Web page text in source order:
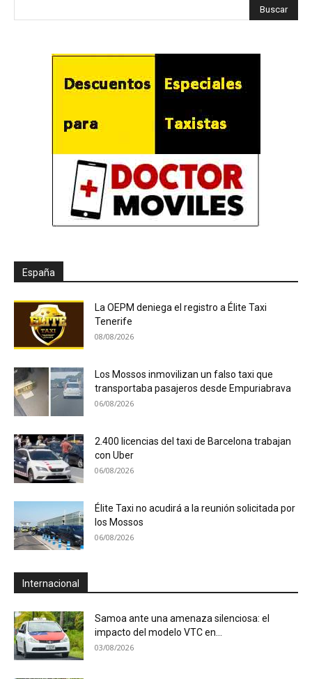
España
La OEPM deniega el registro a Élite Taxi
Tenerife
08/08/2026
Los Mossos inmovilizan un falso taxi que
transportaba pasajeros desde Empuriabrava
06/08/2026
2.400 licencias del taxi de Barcelona trabajan
con Uber
06/08/2026
Élite Taxi no acudirá a la reunión solicitada por
los Mossos
06/08/2026
Internacional
Samoa ante una amenaza silenciosa: el
impacto del modelo VTC en...
03/08/2026